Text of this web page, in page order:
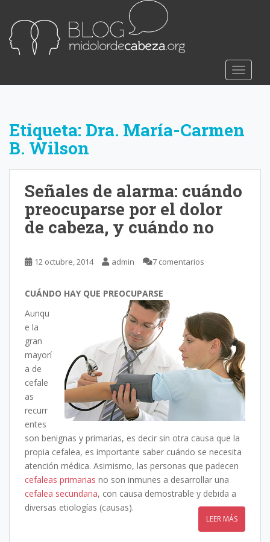
Etiqueta: Dra. María-Carmen
B. Wilson
Señales de alarma: cuándo
preocuparse por el dolor
de cabeza, y cuándo no
12 octubre, 2014 admin 7 comentarios
CUÁNDO HAY QUE PREOCUPARSE
Aunqu
e la
gran
mayorí
a de
cefale
as
recurr
entes
son benignas y primarias, es decir sin otra causa que la
propia cefalea, es importante saber cuándo se necesita
atención médica. Asimismo, las personas que padecen
cefaleas primarias no son inmunes a desarrollar una
cefalea secundaria, con causa demostrable y debida a
diversas etiologías (causas).
LEER MÁS